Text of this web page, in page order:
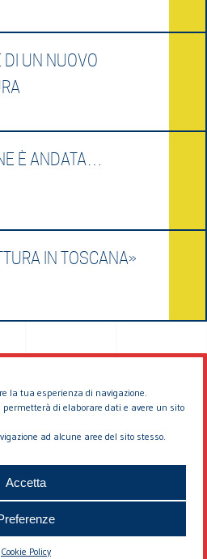
la tua esperienza di navigazione.
permetterà di elaborare dati e avere un sito
ad alcune aree del sito stesso.
Accetta
Cookie Policy
DI UN NUOVO
È ANDATA…
IN TOSCANA»
EDDYBURG